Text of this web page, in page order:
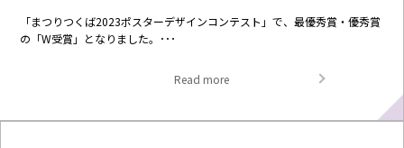
「まつりつくば2023ポスターデザインコンテスト」で、最優秀賞・優秀賞
の「W受賞」となりました。･･･
Read more